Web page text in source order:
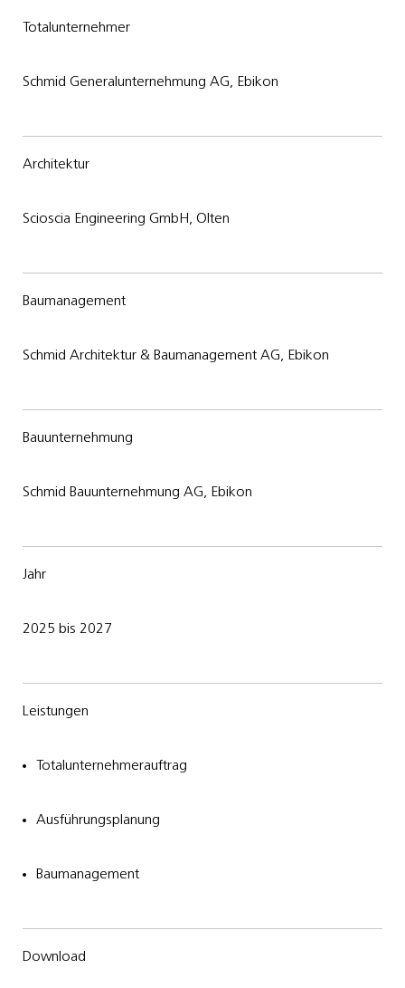
Totalunternehmer
Schmid Generalunternehmung AG, Ebikon
Architektur
Scioscia Engineering GmbH, Olten
Bau­mana­gement
Schmid Architektur & Baumanagement AG, Ebikon
Bauunternehmung
Schmid Bauunternehmung AG, Ebikon
Jahr
2025 bis 2027
Leistungen
Totalunternehmerauftrag
Ausführungsplanung
Baumanagement
Download